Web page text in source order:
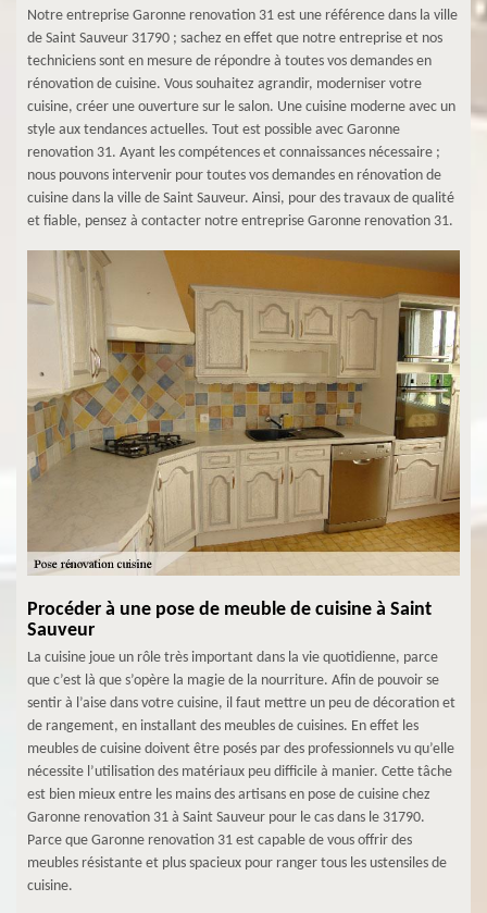
Notre entreprise Garonne renovation 31 est une référence dans la ville
de Saint Sauveur 31790 ; sachez en effet que notre entreprise et nos
techniciens sont en mesure de répondre à toutes vos demandes en
rénovation de cuisine. Vous souhaitez agrandir, moderniser votre
cuisine, créer une ouverture sur le salon. Une cuisine moderne avec un
style aux tendances actuelles. Tout est possible avec Garonne
renovation 31. Ayant les compétences et connaissances nécessaire ;
nous pouvons intervenir pour toutes vos demandes en rénovation de
cuisine dans la ville de Saint Sauveur. Ainsi, pour des travaux de qualité
et fiable, pensez à contacter notre entreprise Garonne renovation 31.
Procéder à une pose de meuble de cuisine à Saint
Sauveur
La cuisine joue un rôle très important dans la vie quotidienne, parce
que c’est là que s’opère la magie de la nourriture. Afin de pouvoir se
sentir à l’aise dans votre cuisine, il faut mettre un peu de décoration et
de rangement, en installant des meubles de cuisines. En effet les
meubles de cuisine doivent être posés par des professionnels vu qu’elle
nécessite l’utilisation des matériaux peu difficile à manier. Cette tâche
est bien mieux entre les mains des artisans en pose de cuisine chez
Garonne renovation 31 à Saint Sauveur pour le cas dans le 31790.
Parce que Garonne renovation 31 est capable de vous offrir des
meubles résistante et plus spacieux pour ranger tous les ustensiles de
cuisine.